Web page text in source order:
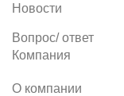
Новости
Вопрос/ ответ
Компания
О компании